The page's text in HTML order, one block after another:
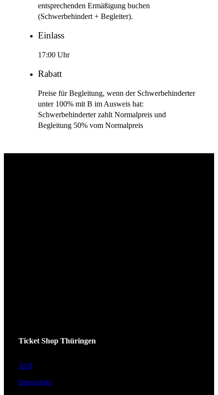
entsprechenden Ermäßigung buchen
(Schwerbehindert + Begleiter).
Einlass
17:00 Uhr
Rabatt
Preise für Begleitung, wenn der Schwerbehinderter
unter 100% mit B im Ausweis hat:
Schwerbehinderter zahlt Normalpreis und
Begleitung 50% vom Normalpreis
Ticket Shop Thüringen
AGB
Datenschutz